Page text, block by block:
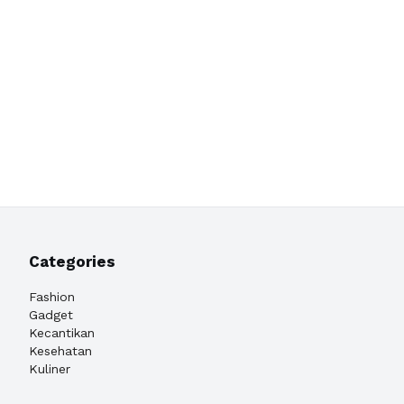
Categories
Fashion
Gadget
Kecantikan
Kesehatan
Kuliner